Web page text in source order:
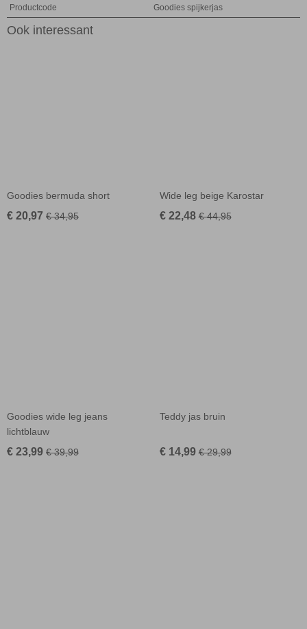
Productcode Goodies spijkerjas
Ook interessant
Goodies bermuda short
€ 20,97 € 34,95
Wide leg beige Karostar
€ 22,48 € 44,95
Goodies wide leg jeans
lichtblauw
€ 23,99 € 39,99
Teddy jas bruin
€ 14,99 € 29,99